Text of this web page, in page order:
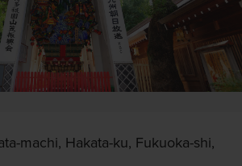
machi, Hakata-ku, Fukuoka-shi,